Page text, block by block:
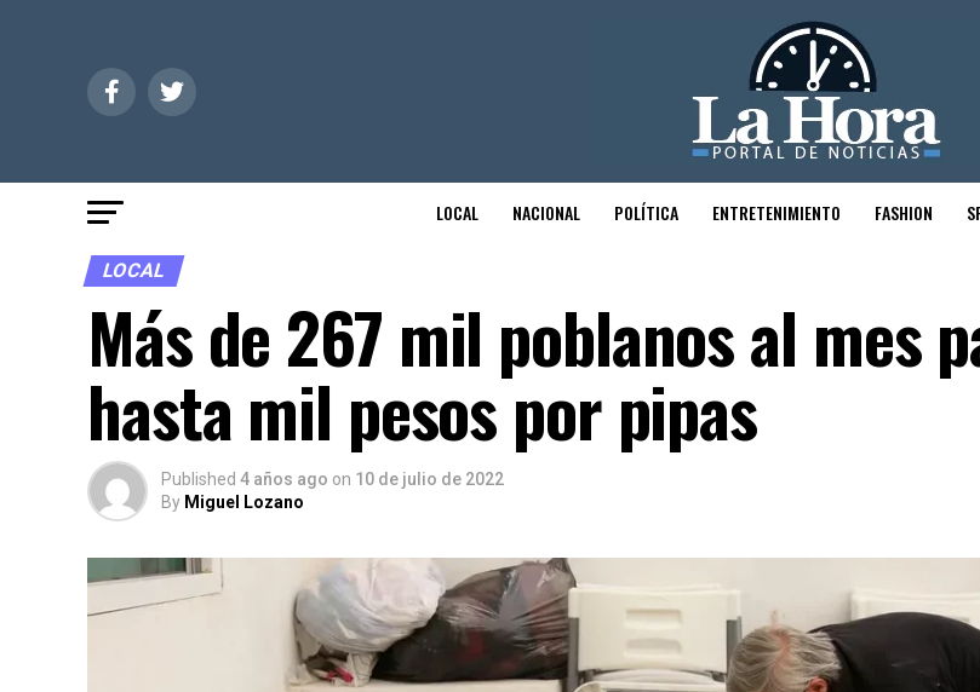
LOCAL NACIONAL POLÍTICA ENTRETENIMIENTO FASHION
LOCAL
Más de 267 mil poblanos al mes
hasta mil pesos por pipas
Published 4 años ago on 10 de julio de 2022
By Miguel Lozano